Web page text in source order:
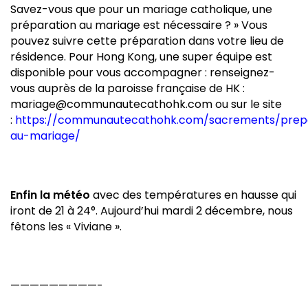
Savez-vous que pour un mariage catholique, une
préparation au mariage est nécessaire ? » Vous
pouvez suivre cette préparation dans votre lieu de
résidence. Pour Hong Kong, une super équipe est
disponible pour vous accompagner : renseignez-
vous auprès de la paroisse française de HK :
mariage@communautecathohk.com ou sur le site
: https://communautecathohk.com/sacrements/
au-mariage/
Enfin la météo avec des températures en hausse qui
iront de 21 à 24°. Aujourd’hui mardi 2 décembre, nous
fêtons les « Viviane ».
—————————-